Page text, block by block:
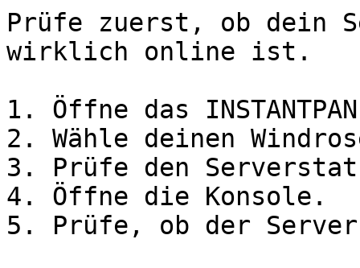
Prüfe zuerst, ob dein
wirklich online ist.
1. Öffne das
2. Wähle deinen
3. Prüfe den
4. Öffne die Konsole.
5. Prüfe, ob der